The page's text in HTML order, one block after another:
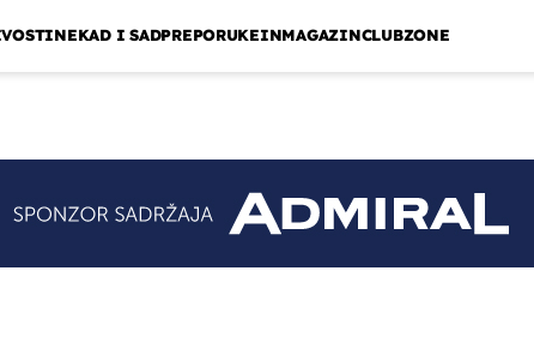
NEKAD I SADPREPORUKEINMAGAZINCLUBZONE